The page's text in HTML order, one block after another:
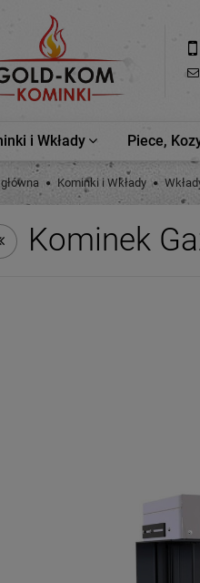
i Wkłady Piece,
Kominki i Wkłady
Kominek